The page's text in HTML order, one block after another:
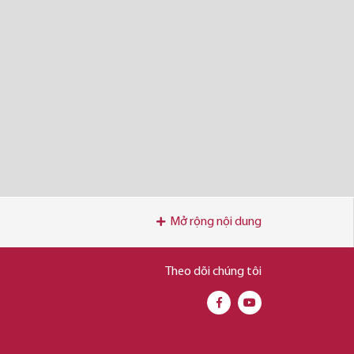
Mở rộng nội dung
Theo dõi chúng tôi